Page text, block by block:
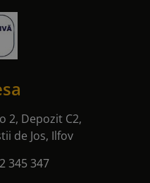
2, Depozit C2,
de Jos, Ilfov
345 347